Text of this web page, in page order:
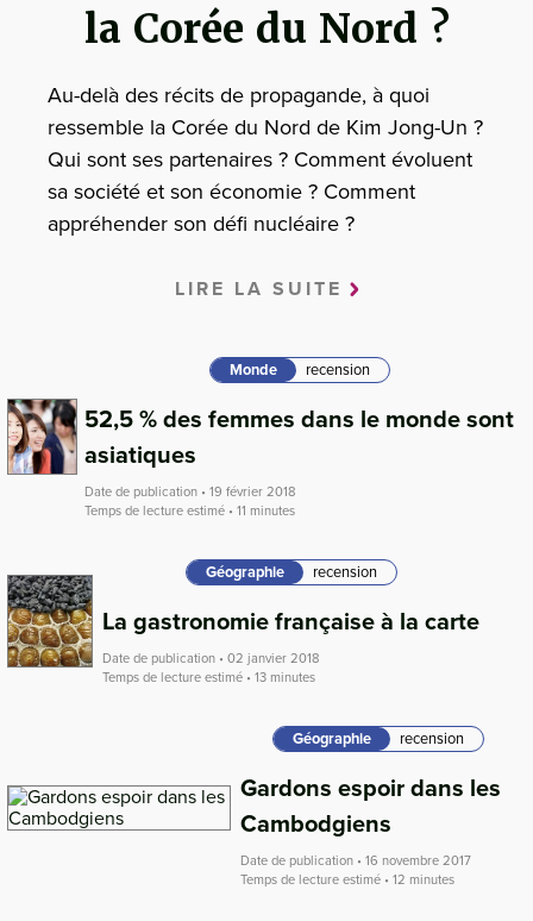
la Corée du Nord ?
Au-delà des récits de propagande, à quoi
ressemble la Corée du Nord de Kim Jong-Un ?
Qui sont ses partenaires ? Comment évoluent
sa société et son économie ? Comment
appréhender son défi nucléaire ?
LIRE LA SUITE
Monde recension
52,5 % des femmes dans le monde sont
asiatiques
Date de publication • 19 février 2018
Temps de lecture estimé • 11 minutes
Géographie recension
La gastronomie française à la carte
Date de publication • 02 janvier 2018
Temps de lecture estimé • 13 minutes
Géographie recension
Gardons espoir dans les
Cambodgiens
Date de publication • 16 novembre 2017
Temps de lecture estimé • 12 minutes